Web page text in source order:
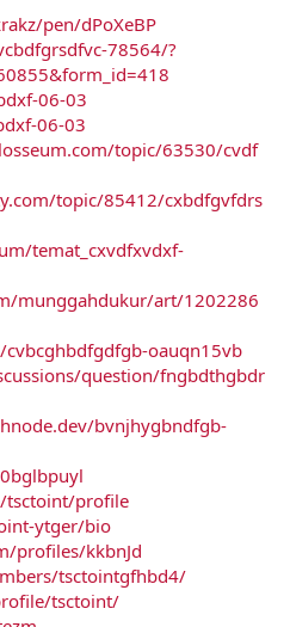
pen/dPoXeBP
78564/?
06-03
06-03
topic/63530/cvdf
topic/85412/cxbdfgvfdrs
temat_cxvdfxvdxf-
munggahdukur/art/1202286
oauqn15vb
question/fngbdthgbdr
bvnjhygbndfgb-
tsctoint/profile
ytger/bio
profiles/kkbnJd
tsctointgfhbd4/
tsctoint/